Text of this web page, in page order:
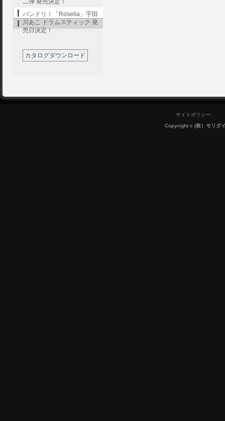
二弾 発売決定！
バンドリ！「Roselia」宇田
川あこ ドラムスティック 発
売日決定！
カタログダウンロード
サイトポリシー
Copyright c (株）モリダ